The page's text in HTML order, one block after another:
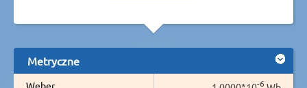
Metryczne
Weber -6